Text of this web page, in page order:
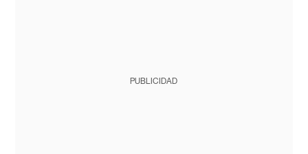
PUBLICIDAD